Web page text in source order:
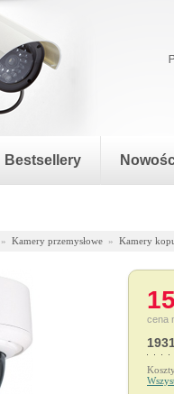
Bestsellery
» Kamery przemysłowe » Kamery
cena